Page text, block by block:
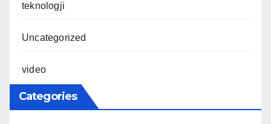
teknologji
Uncategorized
video
Categories